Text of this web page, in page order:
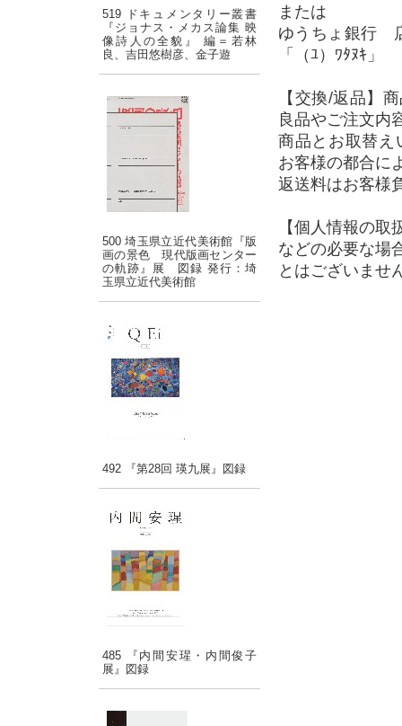
519 ドキュメンタリー叢書
『ジョナス・メカス論集 映
像詩人の全貌』 編＝若林
良、吉田悠樹彦、金子遊
500 埼玉県立近代美術館『版
画の景色 現代版画センター
の軌跡』展 図録 発行：埼
玉県立近代美術館
492 『第28回 瑛九展』図録
485 『内間安瑆・内間俊子
展』図録
または
ゆうちょ銀行
「（ﾕ）ﾜﾀﾇｷ」
【交換/返品】
良品やご注文内
商品とお取替え
お客様の都合に
返送料はお客様
【個人情報の
などの必要な場
とはございませ